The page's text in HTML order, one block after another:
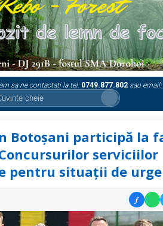
sa ne contactati la tel: 0749.877.802 sau email:
Botoșani participă la
serviciilor
pentru situații de
f